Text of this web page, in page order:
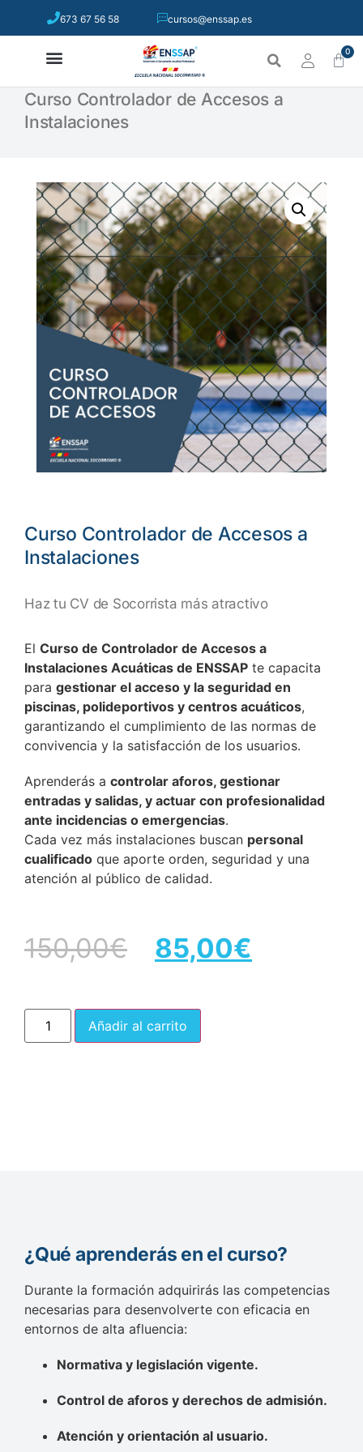
673 67 56 58 cursos@enssap.es
0
Curso Controlador de Accesos a
Instalaciones
Curso Controlador de Accesos a
Instalaciones
Haz tu CV de Socorrista más atractivo
El Curso de Controlador de Accesos a
Instalaciones Acuáticas de ENSSAP te capacita
para gestionar el acceso y la seguridad en
piscinas, polideportivos y centros acuáticos,
garantizando el cumplimiento de las normas de
convivencia y la satisfacción de los usuarios.
Aprenderás a controlar aforos, gestionar
entradas y salidas, y actuar con profesionalidad
ante incidencias o emergencias.
Cada vez más instalaciones buscan personal
cualificado que aporte orden, seguridad y una
atención al público de calidad.
150,00€ 85,00€
Añadir al carrito
¿Qué aprenderás en el curso?
Durante la formación adquirirás las competencias
necesarias para desenvolverte con eficacia en
entornos de alta afluencia:
Normativa y legislación vigente.
Control de aforos y derechos de admisión.
Atención y orientación al usuario.